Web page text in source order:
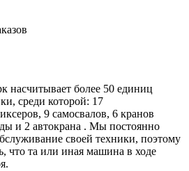
насчитывает более 50 единиц
среди которой: 17
9 самосвалов, 6 кранов
и 2 автокрана . Мы постоянно
своей техники, поэтому
что та или иная машина в ходе